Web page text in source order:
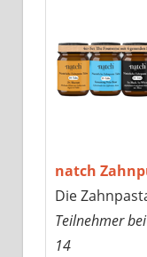
natch
Die
Teilnehmer
14